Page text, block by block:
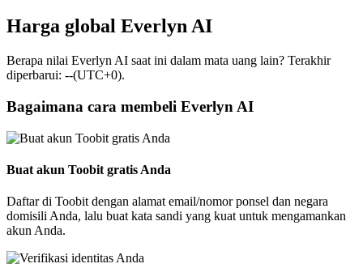
Harga global Everlyn AI
Berapa nilai Everlyn AI saat ini dalam mata uang lain? Terakhir
diperbarui: --(UTC+0).
Bagaimana cara membeli Everlyn AI
Buat akun Toobit gratis Anda
Daftar di Toobit dengan alamat email/nomor ponsel dan negara
domisili Anda, lalu buat kata sandi yang kuat untuk mengamankan
akun Anda.